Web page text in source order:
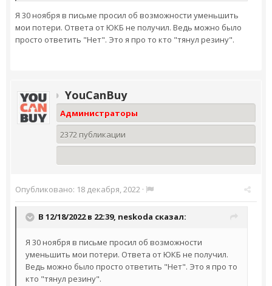
Я 30 ноября в письме просил об возможности уменьшить
мои потери. Ответа от ЮКБ не получил. Ведь можно было
просто ответить "Нет". Это я про то кто "тянул резину".
YouCanBuy
Администраторы
2372 публикации
Опубликовано: 18 декабря, 2022 ·
В 12/18/2022 в 22:39, neskoda сказал:
Я 30 ноября в письме просил об возможности
уменьшить мои потери. Ответа от ЮКБ не получил.
Ведь можно было просто ответить "Нет". Это я про то
кто "тянул резину".